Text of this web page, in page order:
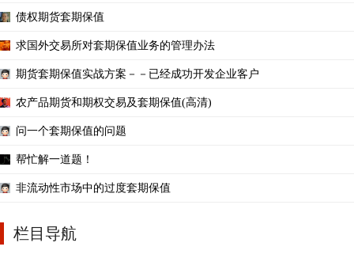
债权期货套期保值
求国外交易所对套期保值业务的管理办法
期货套期保值实战方案－－已经成功开发企业客户
农产品期货和期权交易及套期保值(高清)
问一个套期保值的问题
帮忙解一道题！
非流动性市场中的过度套期保值
栏目导航